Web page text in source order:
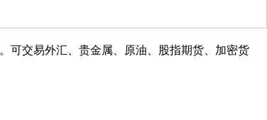
可交易外汇、贵金属、原油、股指期货、加密货